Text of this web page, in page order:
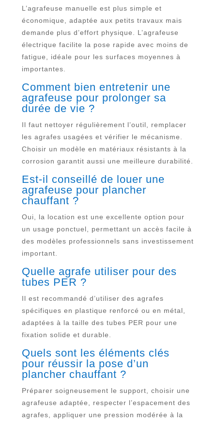
L’agrafeuse manuelle est plus simple et
économique, adaptée aux petits travaux mais
demande plus d’effort physique. L’agrafeuse
électrique facilite la pose rapide avec moins de
fatigue, idéale pour les surfaces moyennes à
importantes.
Comment bien entretenir une
agrafeuse pour prolonger sa
durée de vie ?
Il faut nettoyer régulièrement l’outil, remplacer
les agrafes usagées et vérifier le mécanisme.
Choisir un modèle en matériaux résistants à la
corrosion garantit aussi une meilleure durabilité.
Est-il conseillé de louer une
agrafeuse pour plancher
chauffant ?
Oui, la location est une excellente option pour
un usage ponctuel, permettant un accès facile à
des modèles professionnels sans investissement
important.
Quelle agrafe utiliser pour des
tubes PER ?
Il est recommandé d’utiliser des agrafes
spécifiques en plastique renforcé ou en métal,
adaptées à la taille des tubes PER pour une
fixation solide et durable.
Quels sont les éléments clés
pour réussir la pose d’un
plancher chauffant ?
Préparer soigneusement le support, choisir une
agrafeuse adaptée, respecter l’espacement des
agrafes, appliquer une pression modérée à la